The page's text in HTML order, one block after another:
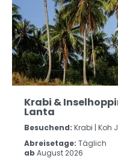
Krabi &
Lanta
Besuchend: Krabi | Koh
Abreisetage: Täglich
ab August 2026